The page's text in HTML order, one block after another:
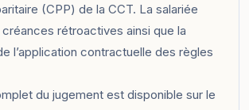
(CPP) de la CCT. La salariée
rétroactives ainsi que la
l’application contractuelle des règles
du jugement est disponible sur le